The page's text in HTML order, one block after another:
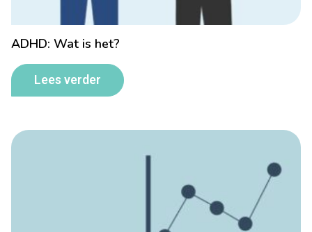
ADHD: Wat is het?
Lees verder